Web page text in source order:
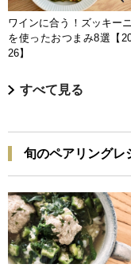
ワインに合う！ズッキーニ
を使ったおつまみ8選【
26】
すべて見る
旬のペアリングレ